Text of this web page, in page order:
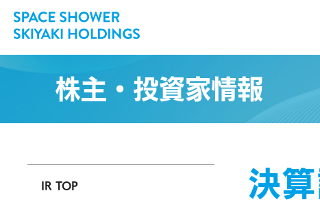
株主・投資家情報
IR TOP 決